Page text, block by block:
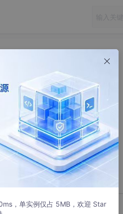
型
QSPR模型.
，单实例仅占 5MB，欢迎 Star